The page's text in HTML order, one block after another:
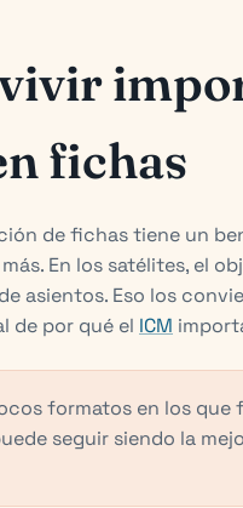
fichas
de fichas tiene un
En los satélites, el
asientos. Eso los
de por qué el ICM
formatos en los
seguir siendo la